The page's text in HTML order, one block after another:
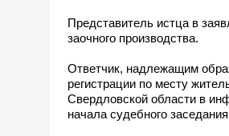
Представитель истца в
заочного производства.
Ответчик, надлежащим
регистрации по месту
Свердловской области в
начала судебного